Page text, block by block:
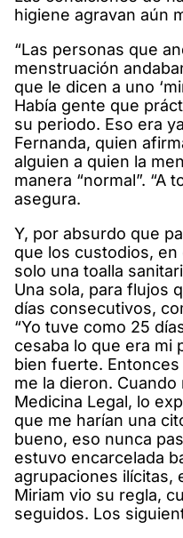
higiene agravan aún
“Las personas que
menstruación
que le dicen a uno
Había gente que
su periodo. Eso era
Fernanda, quien
alguien a quien la
manera “normal”. “A
asegura.
Y, por absurdo que
que los custodios,
solo una toalla
Una sola, para flujos
días consecutivos,
“Yo tuve como 25
cesaba lo que era mi
bien fuerte.
me la dieron. Cuando
Medicina Legal, lo
que me harían una
bueno, eso nunca
estuvo encarcelada
agrupaciones ilícitas,
Miriam vio su regla,
seguidos. Los